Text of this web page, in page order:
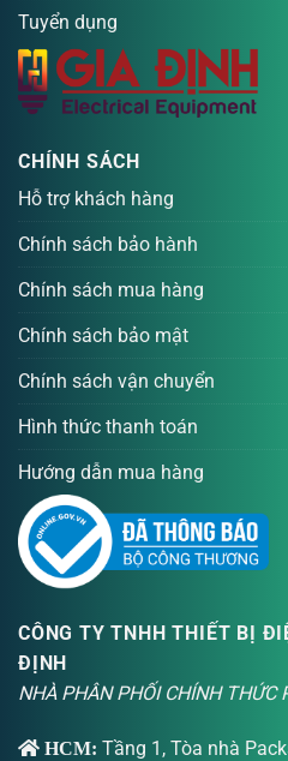
Tuyển dụng
CHÍNH SÁCH
Hỗ trợ khách hàng
Chính sách bảo hành
Chính sách mua hàng
Chính sách bảo mật
Chính sách vận chuyển
Hình thức thanh toán
Hướng dẫn mua hàng
CÔNG TY TNHH THIẾT BỊ
ĐỊNH
NHÀ PHÂN PHỐI CHÍNH THỨC
HCM: Tầng 1, Tòa nhà